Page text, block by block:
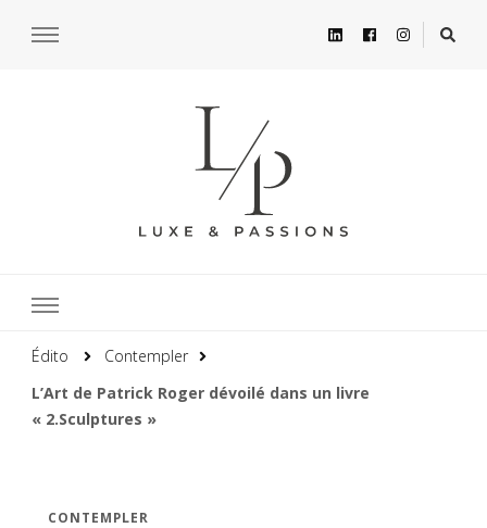
Édito
Contempler
L’Art de Patrick Roger dévoilé dans un livre
« 2.Sculptures »
CONTEMPLER